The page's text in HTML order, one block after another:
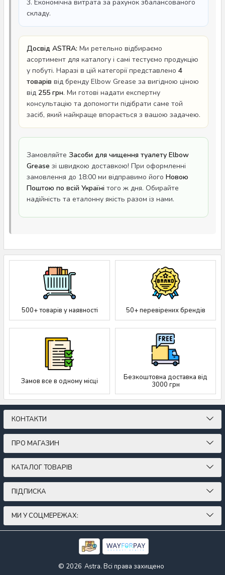
3. Економічна витрата за рахунок збалансованого
складу.
Досвід ASTRA: Ми ретельно відбираємо
асортимент для каталогу і самі тестуємо продукцію
у побуті. Наразі в цій категорії представлено 4
товарів від бренду Elbow Grease за вигідною ціною
від 255 грн. Ми готові надати експертну
консультацію та допомогти підібрати саме той
засіб, який найкраще впорається з вашою задачею.
Замовляйте Засоби для чищення туалету Elbow
Grease зі швидкою доставкою! При оформленні
замовлення до 18:00 ми відправимо його Новою
Поштою по всій Україні того ж дня. Обирайте
надійність та еталонну якість разом із нами.
500+ товарів у наявності 50+ перевірених брендів
Замов все в одному місці
Безкоштовна доставка від
3000 грн
КОНТАКТИ
ПРО МАГАЗИН
КАТАЛОГ ТОВАРІВ
ПІДПИСКА
МИ У СОЦМЕРЕЖАХ:
© 2026 Astra. Всі права захищено